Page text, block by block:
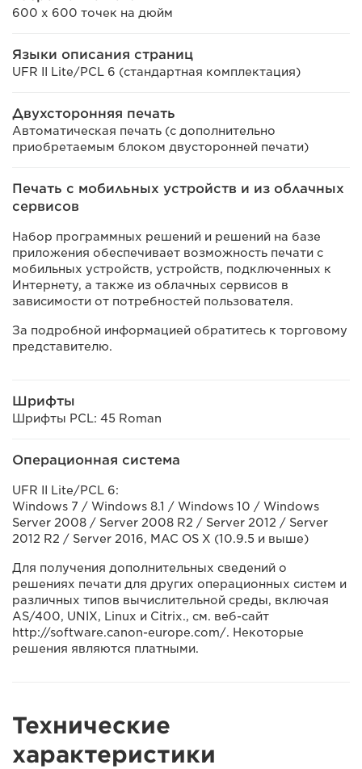
600 x 600 точек на дюйм
Языки описания страниц
UFR II Lite/PCL 6 (стандартная комплектация)
Двухсторонняя печать
Автоматическая печать (с дополнительно
приобретаемым блоком двусторонней печати)
Печать с мобильных устройств и из облачных
сервисов
Набор программных решений и решений на базе
приложения обеспечивает возможность печати с
мобильных устройств, устройств, подключенных к
Интернету, а также из облачных сервисов в
зависимости от потребностей пользователя.
За подробной информацией обратитесь к торговому
представителю.
Шрифты
Шрифты PCL: 45 Roman
Операционная система
UFR II Lite/PCL 6:
Windows 7 / Windows 8.1 / Windows 10 / Windows
Server 2008 / Server 2008 R2 / Server 2012 / Server
2012 R2 / Server 2016, MAC OS X (10.9.5 и выше)
Для получения дополнительных сведений о
решениях печати для других операционных систем и
различных типов вычислительной среды, включая
AS/400, UNIX, Linux и Citrix., см. веб-сайт
http://software.canon-europe.com/. Некоторые
решения являются платными.
Технические
характеристики